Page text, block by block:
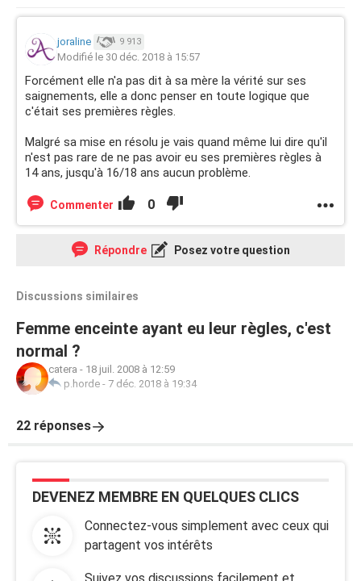
joraline 9 913
Modifié le 30 déc. 2018 à 15:57
Forcément elle n'a pas dit à sa mère la vérité sur ses
saignements, elle a donc penser en toute logique que
c'était ses premières règles.
Malgré sa mise en résolu je vais quand même lui dire qu'il
n'est pas rare de ne pas avoir eu ses premières règles à
14 ans, jusqu'à 16/18 ans aucun problème.
Commenter 0
Répondre Posez votre question
Discussions similaires
Femme enceinte ayant eu leur règles, c'est
normal ?
catera - 18 juil. 2008 à 12:59
p.horde - 7 déc. 2018 à 19:34
22 réponses
DEVENEZ MEMBRE EN QUELQUES CLICS
Connectez-vous simplement avec ceux qui
partagent vos intérêts